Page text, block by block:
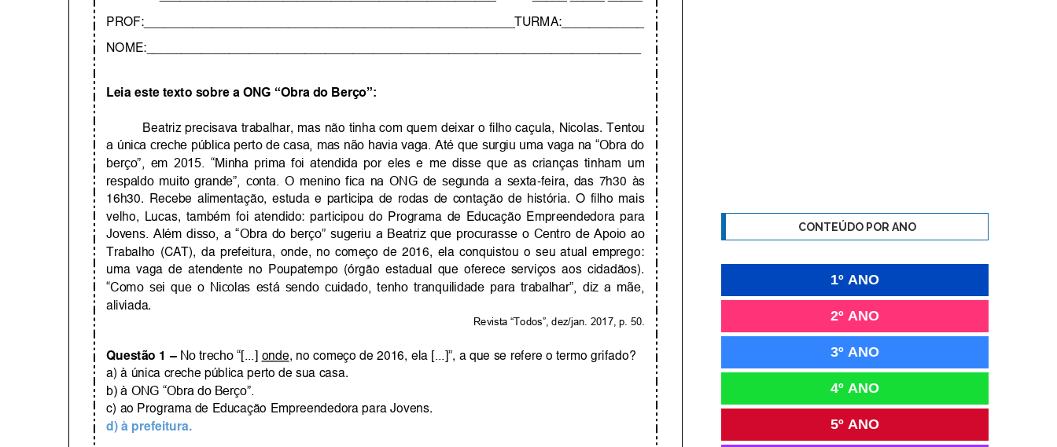
CONTEÚDO POR ANO
1º ANO
2º ANO
3º ANO
4º ANO
5º ANO